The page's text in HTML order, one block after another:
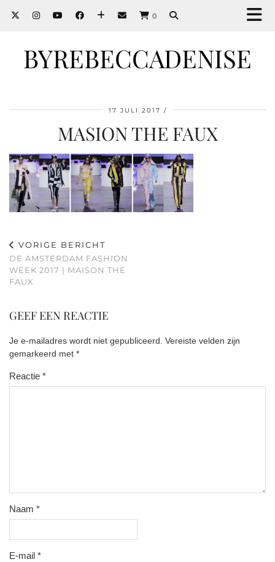
0
BYREBECCADENISE
17 JULI 2017
MASION THE FAUX
VORIGE BERICHT
DE AMSTERDAM FASHION
WEEK 2017 | MAISON THE
FAUX
GEEF EEN REACTIE
Je e-mailadres wordt niet gepubliceerd. Vereiste velden zijn
gemarkeerd met *
Reactie *
Naam *
E-mail *